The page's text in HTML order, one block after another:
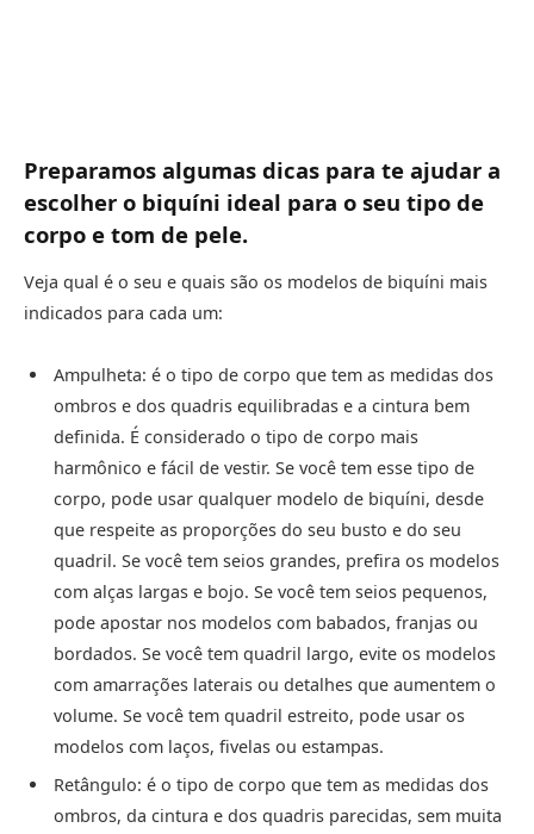
Preparamos algumas dicas para te ajudar a
escolher o biquíni ideal para o seu tipo de
corpo e tom de pele.
Veja qual é o seu e quais são os modelos de biquíni mais
indicados para cada um:
Ampulheta: é o tipo de corpo que tem as medidas dos
ombros e dos quadris equilibradas e a cintura bem
definida. É considerado o tipo de corpo mais
harmônico e fácil de vestir. Se você tem esse tipo de
corpo, pode usar qualquer modelo de biquíni, desde
que respeite as proporções do seu busto e do seu
quadril. Se você tem seios grandes, prefira os modelos
com alças largas e bojo. Se você tem seios pequenos,
pode apostar nos modelos com babados, franjas ou
bordados. Se você tem quadril largo, evite os modelos
com amarrações laterais ou detalhes que aumentem o
volume. Se você tem quadril estreito, pode usar os
modelos com laços, fivelas ou estampas.
Retângulo: é o tipo de corpo que tem as medidas dos
ombros, da cintura e dos quadris parecidas, sem muita